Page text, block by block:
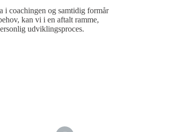
i coachingen og samtidig formår
kan vi i en aftalt ramme,
udviklingsproces.